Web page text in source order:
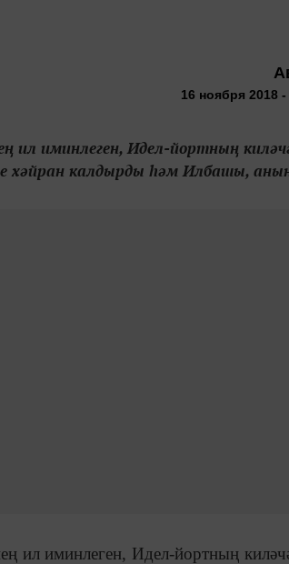
16 ноября 2018
ил иминлеген, Идел-йортның
хәйран калдырды һәм Илбашы,
ил иминлеген, Идел-йортның